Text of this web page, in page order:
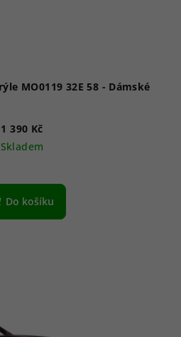
Max & Co sluneční brýle MO0119 32E 58 - Dámské
1 390 Kč
Skladem
Do košíku